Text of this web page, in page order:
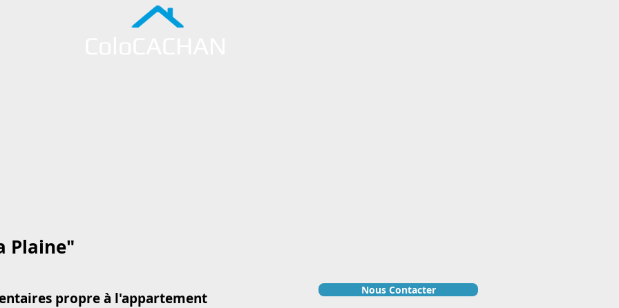
Plaine"
propre à l'appartement Nous Contacter